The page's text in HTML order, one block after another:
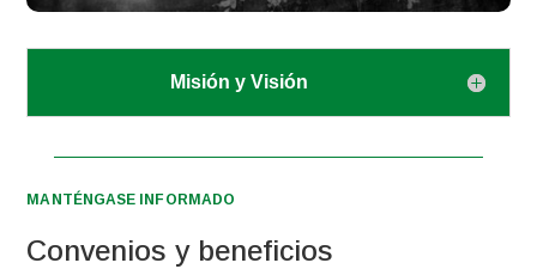
Misión y Visión
MANTÉNGASE INFORMADO
Convenios y beneficios